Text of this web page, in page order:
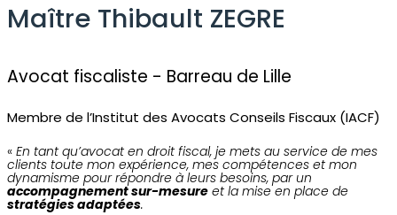
Maître Thibault ZEGRE
Avocat fiscaliste - Barreau de Lille
Membre de l’Institut des Avocats Conseils Fiscaux (IACF)
« En tant qu’avocat en droit fiscal, je mets au service de mes
clients toute mon expérience, mes compétences et mon
dynamisme pour répondre à leurs besoins, par un
accompagnement sur-mesure et la mise en place de
stratégies adaptées.